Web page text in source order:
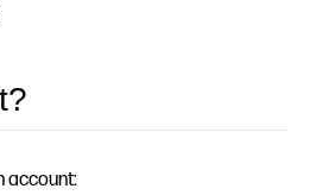
account: